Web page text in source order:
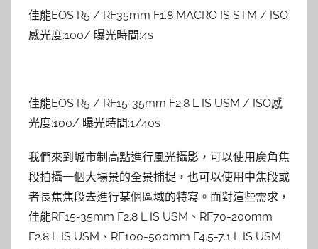
佳能EOS R5 / RF35mm F1.8 MACRO IS STM / ISO
感光度:100/ 曝光時間:4s
佳能EOS R5 / RF15-35mm F2.8 L IS USM / ISO感
光度:100/ 曝光時間:1/40s
我們來到城市制高點進行風光攝影，可以使用廣角焦
段拍攝一個大場景的全景捕捉，也可以使用中焦段或
者長焦焦段去進行某個區域的特寫。面對這些需求，
佳能RF15-35mm F2.8 L IS USM、RF70-200mm
F2.8 L IS USM、RF100-500mm F4.5-7.1 L IS USM